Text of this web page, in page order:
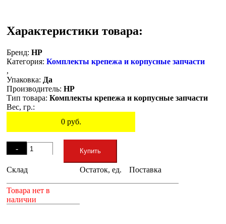
Характеристики товара:
Бренд: HP
Категория: Комплекты крепежа и корпусные запчасти
,
Упаковка: Да
Производитель: HP
Тип товара: Комплекты крепежа и корпусные запчасти
Вес, гр.:
0руб.
-
+
Купить
Склад Остаток, ед. Поставка
Товара нет в
наличии